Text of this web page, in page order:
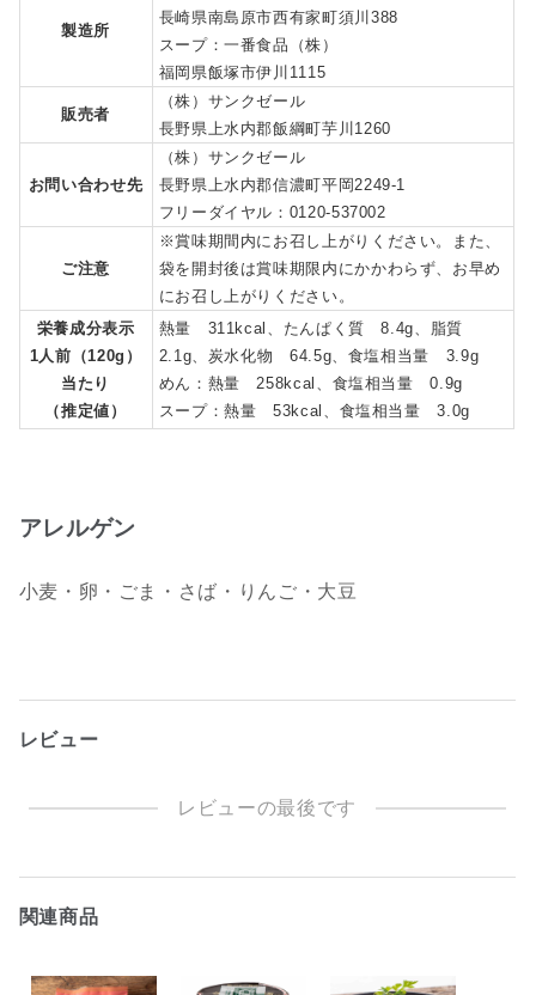
製造所
長崎県南島原市西有家町須川388
スープ：一番食品（株）
福岡県飯塚市伊川1115
販売者
（株）サンクゼール
長野県上水内郡飯綱町芋川1260
お問い合わせ先
（株）サンクゼール
長野県上水内郡信濃町平岡2249-1
フリーダイヤル：0120-537002
ご注意
※賞味期間内にお召し上がりください。また、
袋を開封後は賞味期限内にかかわらず、お早め
にお召し上がりください。
栄養成分表示
1人前（120g）
当たり
（推定値）
熱量 311kcal、たんぱく質 8.4g、脂質
2.1g、炭水化物 64.5g、食塩相当量 3.9g
めん：熱量 258kcal、食塩相当量 0.9g
スープ：熱量 53kcal、食塩相当量 3.0g
アレルゲン
小麦・卵・ごま・さば・りんご・大豆
レビュー
レビューの最後です
関連商品